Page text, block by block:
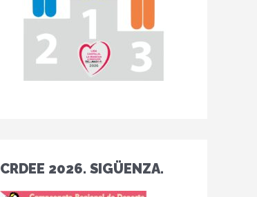
CRDEE 2026. SIGÜENZA.